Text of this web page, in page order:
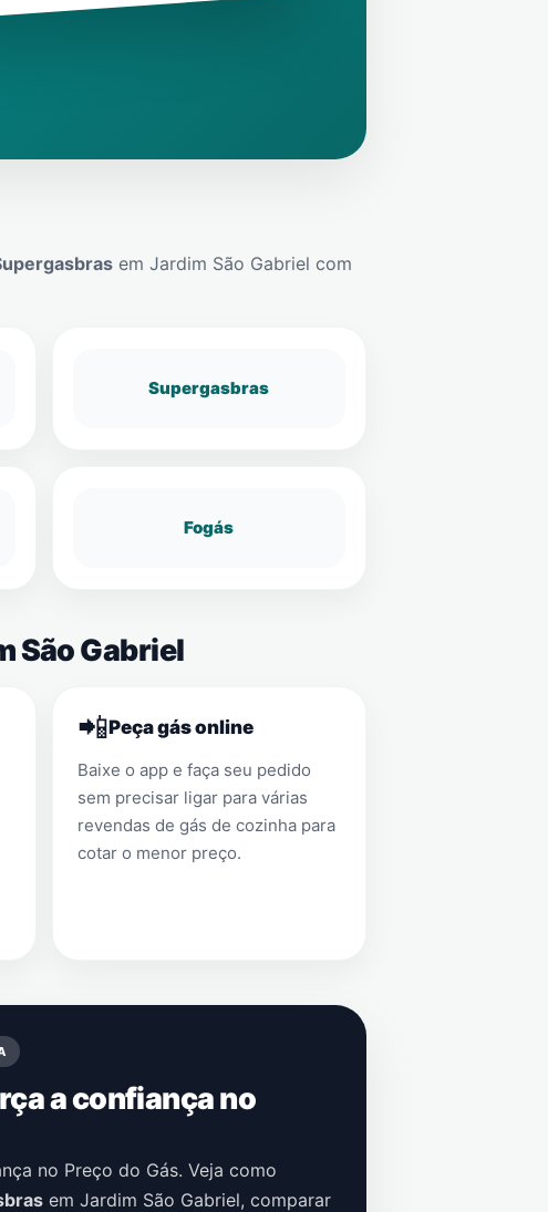
em Jardim São Gabriel com
Supergasbras
Fogás
São Gabriel
📲Peça gás online
Baixe o app e faça seu pedido
sem precisar ligar para várias
revendas de gás de cozinha para
cotar o menor preço.
a confiança no
no Preço do Gás. Veja como
em Jardim São Gabriel, comparar